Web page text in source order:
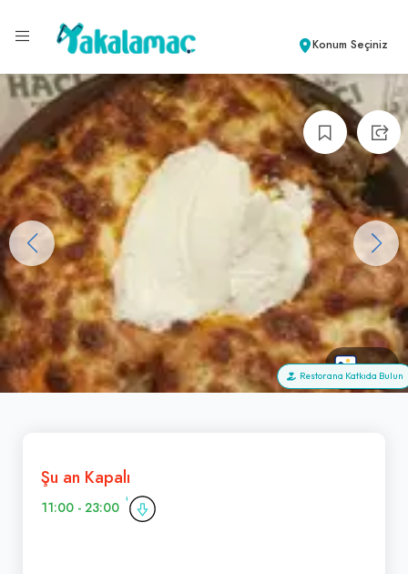
Konum Seçiniz
+23
Restorana Katkıda Bulun
Şu an Kapalı
11:00 - 23:00